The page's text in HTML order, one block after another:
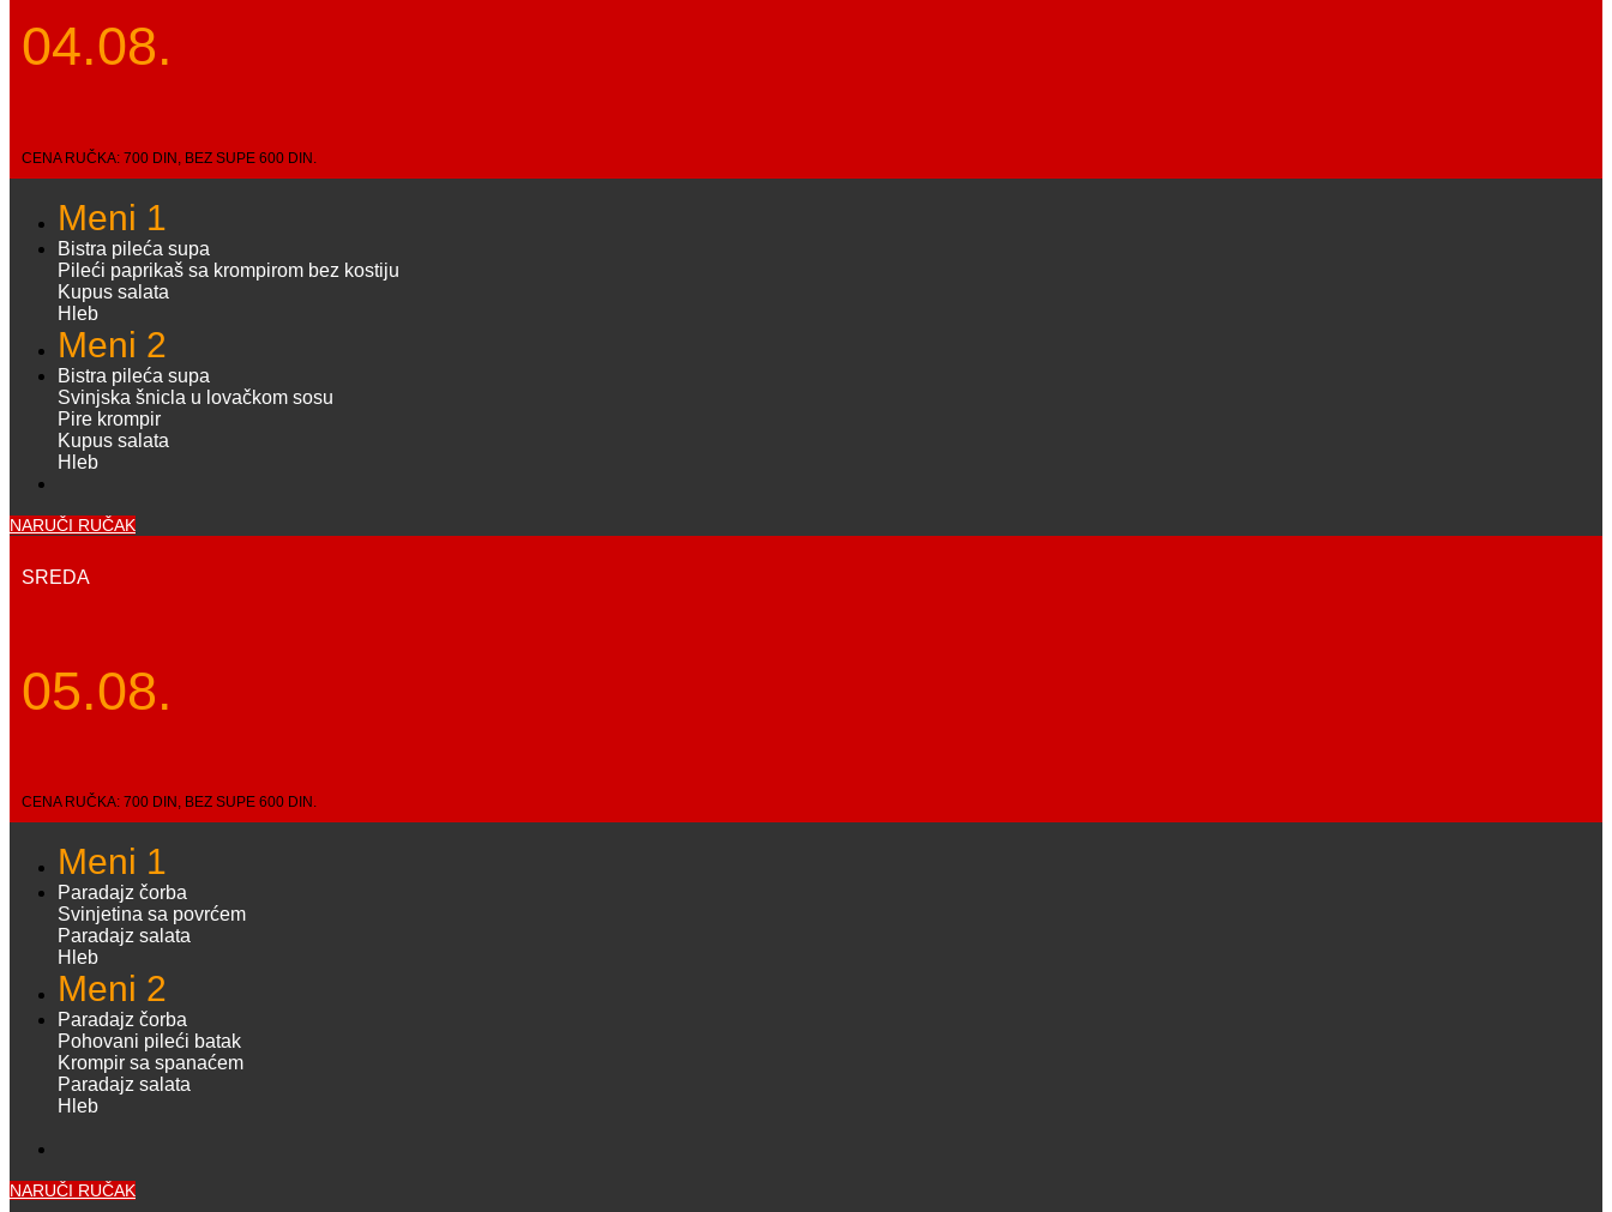
04.08.
CENA RUČKA: 700 DIN, BEZ SUPE 600 DIN.
Meni 1
Bistra pileća supa
Pileći paprikaš sa krompirom bez kostiju
Kupus salata
Hleb
Meni 2
Bistra pileća supa
Svinjska šnicla u lovačkom sosu
Pire krompir
Kupus salata
Hleb
NARUČI RUČAK
SREDA
05.08.
CENA RUČKA: 700 DIN, BEZ SUPE 600 DIN.
Meni 1
Paradajz čorba
Svinjetina sa povrćem
Paradajz salata
Hleb
Meni 2
Paradajz čorba
Pohovani pileći batak
Krompir sa spanaćem
Paradajz salata
Hleb
NARUČI RUČAK